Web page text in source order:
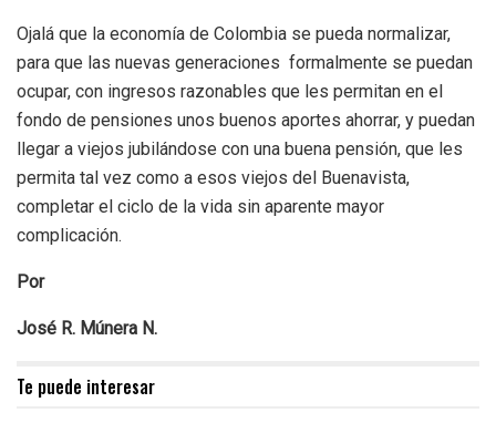
Ojalá que la economía de Colombia se pueda normalizar,
para que las nuevas generaciones formalmente se puedan
ocupar, con ingresos razonables que les permitan en el
fondo de pensiones unos buenos aportes ahorrar, y puedan
llegar a viejos jubilándose con una buena pensión, que les
permita tal vez como a esos viejos del Buenavista,
completar el ciclo de la vida sin aparente mayor
complicación.
Por
José R. Múnera N.
Te puede interesar